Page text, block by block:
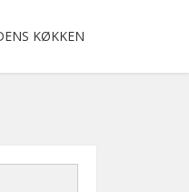
KØKKEN